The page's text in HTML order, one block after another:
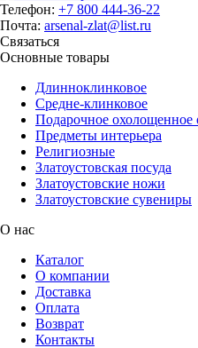
Телефон: +7 800 444-36-22
Почта: arsenal-zlat@list.ru
Связаться
Основные товары
Длинноклинковое
Средне-клинковое
Подарочное охолощенное
Предметы интерьера
Религиозные
Златоустовская посуда
Златоустовские ножи
Златоустовские сувениры
О нас
Каталог
О компании
Доставка
Оплата
Возврат
Контакты